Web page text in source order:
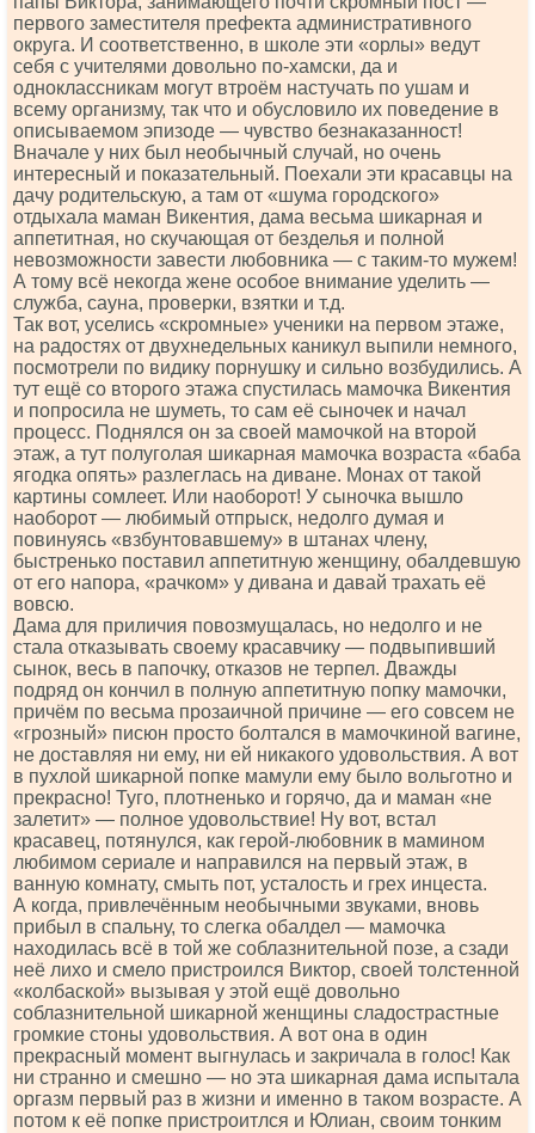
первого заместителя префекта административного
округа. И соответственно, в школе эти «орлы» ведут
себя с учителями довольно по-хамски, да и
одноклассникам могут втроём настучать по ушам и
всему организму, так что и обусловило их поведение в
описываемом эпизоде — чувство безнаказанност!
Вначале у них был необычный случай, но очень
интересный и показательный. Поехали эти красавцы на
дачу родительскую, а там от «шума городского»
отдыхала маман Викентия, дама весьма шикарная и
аппетитная, но скучающая от безделья и полной
невозможности завести любовника — с таким-то мужем!
А тому всё некогда жене особое внимание уделить —
служба, сауна, проверки, взятки и т.д.
Так вот, уселись «скромные» ученики на первом этаже,
на радостях от двухнедельных каникул выпили немного,
посмотрели по видику порнушку и сильно возбудились. А
тут ещё со второго этажа спустилась мамочка Викентия
и попросила не шуметь, то сам её сыночек и начал
процесс. Поднялся он за своей мамочкой на второй
этаж, а тут полуголая шикарная мамочка возраста «баба
ягодка опять» разлеглась на диване. Монах от такой
картины сомлеет. Или наоборот! У сыночка вышло
наоборот — любимый отпрыск, недолго думая и
повинуясь «взбунтовавшему» в штанах члену,
быстренько поставил аппетитную женщину, обалдевшую
от его напора, «рачком» у дивана и давай трахать её
вовсю.
Дама для приличия повозмущалась, но недолго и не
стала отказывать своему красавчику — подвыпивший
сынок, весь в папочку, отказов не терпел. Дважды
подряд он кончил в полную аппетитную попку мамочки,
причём по весьма прозаичной причине — его совсем не
«грозный» писюн просто болтался в мамочкиной вагине,
не доставляя ни ему, ни ей никакого удовольствия. А вот
в пухлой шикарной попке мамули ему было вольготно и
прекрасно! Туго, плотненько и горячо, да и маман «не
залетит» — полное удовольствие! Ну вот, встал
красавец, потянулся, как герой-любовник в мамином
любимом сериале и направился на первый этаж, в
ванную комнату, смыть пот, усталость и грех инцеста.
А когда, привлечённым необычными звуками, вновь
прибыл в спальну, то слегка обалдел — мамочка
находилась всё в той же соблазнительной позе, а сзади
неё лихо и смело пристроился Виктор, своей толстенной
«колбаской» вызывая у этой ещё довольно
соблазнительной шикарной женщины сладострастные
громкие стоны удовольствия. А вот она в один
прекрасный момент выгнулась и закричала в голос! Как
ни странно и смешно — но эта шикарная дама испытала
оргазм первый раз в жизни и именно в таком возрасте. А
потом к её попке пристроитлся и Юлиан, своим тонким